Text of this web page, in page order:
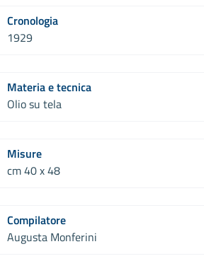
Cronologia
1929
Materia e tecnica
Olio su tela
Misure
cm 40 x 48
Compilatore
Augusta Monferini